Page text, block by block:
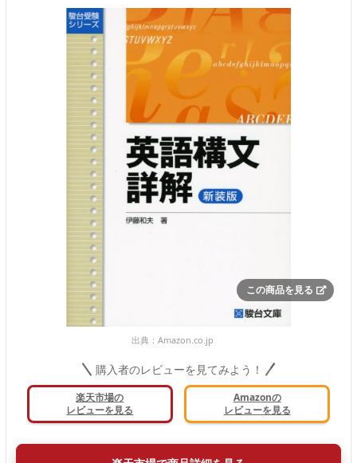
この商品を見る
出典： Amazon.co.jp
購入者のレビューを見てみよう！
楽天市場の
レビューを見る
Amazonの
レビューを見る